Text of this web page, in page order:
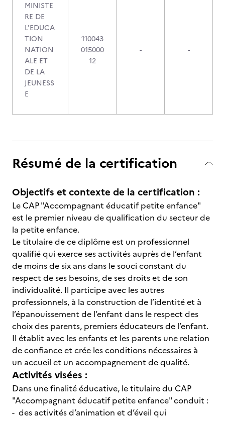
MINISTE
RE DE
L'EDUCA
TION
NATION
ALE ET
DE LA
JEUNESS
E
110043
015000
12
- -
Résumé de la certification
Objectifs et contexte de la certification :
Le CAP "Accompagnant éducatif petite enfance"
est le premier niveau de qualification du secteur de
la petite enfance.
Le titulaire de ce diplôme est un professionnel
qualifié qui exerce ses activités auprès de l’enfant
de moins de six ans dans le souci constant du
respect de ses besoins, de ses droits et de son
individualité. Il participe avec les autres
professionnels, à la construction de l’identité et à
l’épanouissement de l’enfant dans le respect des
choix des parents, premiers éducateurs de l’enfant.
Il établit avec les enfants et les parents une relation
de confiance et crée les conditions nécessaires à
un accueil et un accompagnement de qualité.
Activités visées :
Dans une finalité éducative, le titulaire du CAP
"Accompagnant éducatif petite enfance" conduit :
- des activités d’animation et d’éveil qui